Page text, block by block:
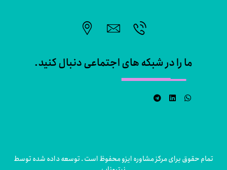
ما را در شبکه های اجتماعی دنبال کنید.
تمام حقوق برای مرکز مشاوره ایزو محفوظ است . توسعه داده شده توسط